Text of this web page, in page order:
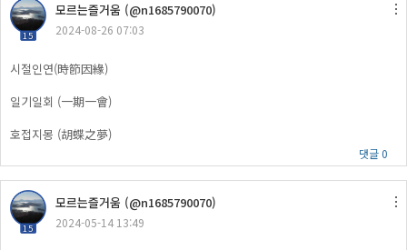
15
모르는즐거움 (@n1685790070)
2024-08-26 07:03
시절인연(時節因緣)
일기일회 (一期一會)
호접지몽 (胡蝶之夢)
댓글 0
15
모르는즐거움 (@n1685790070)
2024-05-14 13:49